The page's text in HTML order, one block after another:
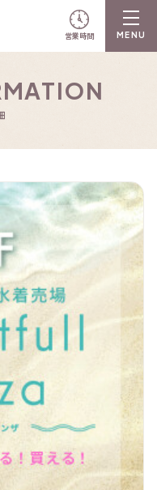
営業時間